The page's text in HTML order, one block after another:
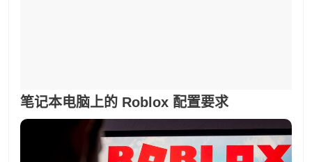
笔记本电脑上的 Roblox 配置要求